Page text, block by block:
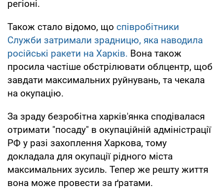
регіоні.
Також стало відомо, що співробітники
Служби затримали зрадницю, яка наводила
російські ракети на Харків. Вона також
просила частіше обстрілювати облцентр, щоб
завдати максимальних руйнувань, та чекала
на окупацію.
За зраду безробітна харків'янка сподівалася
отримати "посаду" в окупаційній адміністрації
РФ у разі захоплення Харкова, тому
докладала для окупації рідного міста
максимальних зусиль. Тепер же решту життя
вона може провести за ґратами.